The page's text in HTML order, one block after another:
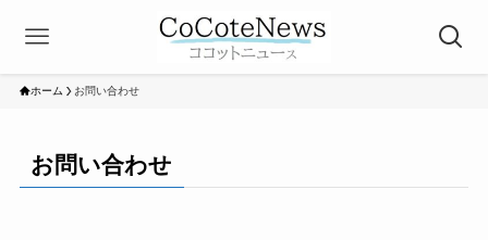
ホーム お問い合わせ
お問い合わせ